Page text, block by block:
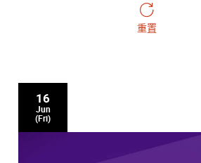
重置
16
Jun
(Fri)